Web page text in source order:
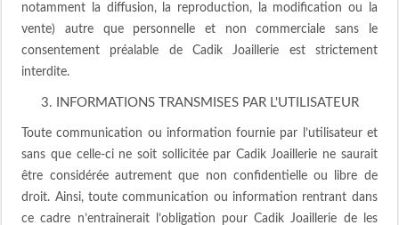
notamment la diffusion, la reproduction, la modification ou la
vente) autre que personnelle et non commerciale sans le
consentement préalable de Cadik Joaillerie est strictement
interdite.
3. INFORMATIONS TRANSMISES PAR L'UTILISATEUR
Toute communication ou information fournie par l’utilisateur et
sans que celle-ci ne soit sollicitée par Cadik Joaillerie ne saurait
être considérée autrement que non confidentielle ou libre de
droit. Ainsi, toute communication ou information rentrant dans
ce cadre n’entrainerait l’obligation pour Cadik Joaillerie de les